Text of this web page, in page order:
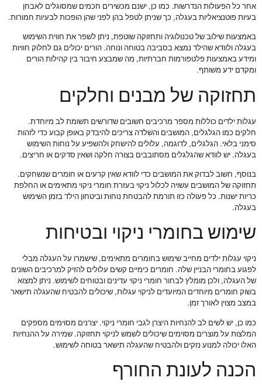
אחר כל הפעולות הנדרשות. כמו כן, ישנם מכשירים חכמים שמסוגלים לאבחן
בעיות פוטנציאליות בעגלה, כך שניתן לטפל בהן לפני שהן הופכות לבעיות חמורות.
באמצעות שילוב של טכנולוגיה ותחזוקה שוטפת, ניתן לשפר את חווית השימוש
בעגלה ולוודא שהילד נמצא בסביבה בטוחה ונוחה. הורים יכולים גם לחלוק חוויות
ומידע באמצעות פלטפורמות חברתיות, מה שמבצע חיבור בין קהילות הורים
ומקדם ידע משותף.
תחזוקה של מבנים וחלקים
עגלות ילדים כוללות מספר מרכיבים חשובים שדורשים תשומת לב מיוחדת.
חלקים כמו הגלגלים, המושבים והשלדה צריכים להיבדק באופן קבוע כדי לזהות
סימני בלאי. הגלגלים, לדוגמה, עלולים להישחק ולהשפיע על נוחות השימוש
בעגלה. יש לוודא שהגלגלים מסתובבים בצורה חלקה ושאין סדקים או חריצים.
בנוסף, חשוב לבדוק את המושבים כדי לוודא שאין קרעים או חומרים שנשחקים.
תחזוקה של המושבים עשויה לכלול ניקוי בעזרת חומרי ניקוי מתאימים או החלפת
כריות ישנות. כל פעולה כזו תורמת להבטחת נוחות וביטחון הילד בזמן השימוש
בעגלה.
שימוש בחומרי ניקוי ובטיחות
ניקוי עגלות ילדים מחייב שימוש בחומרים מתאימים, שישמרו על העגלה מבלי
לפגוע בחומרי הבניין שלה. חומרים כימיים קשים עלולים להזיק למרכיבים השונים
של העגלה, ולכן מומלץ לבחור חומרי ניקוי עדינים ובטוחים לשימוש. ניתן למצוא
בשוק חומרים מיוחדים המיועדים לניקוי עגלות, שיכולים להבטיח שהעגלה תישאר
במצב מצוין לאורך זמן.
כמו כן, יש לשים לב להנחיות היצרן לגבי חומרי ניקוי. יצרנים מסוימים מספקים
המלצות על מוצרים מסוימים שיכולים לשמש לניקוי תחזוקה. שמירה על ההנחיות
האלו יכולה למנוע נזקים ולהבטיח שהעגלה תישאר בטוחה לשימוש.
הכנה לעונת החורף